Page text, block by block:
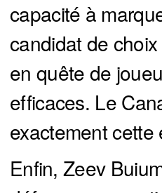
capacité à
candidat de
en quête de
efficaces. Le
exactement cette
Enfin, Zeev